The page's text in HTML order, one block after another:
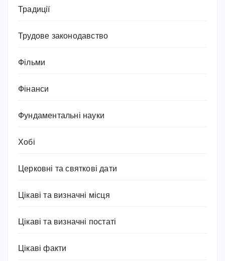
Традиції
Трудове законодавство
Фільми
Фінанси
Фундаментальні науки
Хобі
Церковні та святкові дати
Цікаві та визначні місця
Цікаві та визначні постаті
Цікаві факти